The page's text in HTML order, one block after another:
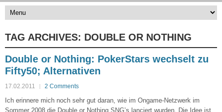
TAG ARCHIVES: DOUBLE OR NOTHING
Double or Nothing: PokerStars wechselt zu
Fifty50; Alternativen
17.02.2011 2 Comments
Ich erinnere mich noch sehr gut daran, wie im Ongame-Netzwerk im
Sommer 2008 die Double or Nothing SNG’s lanciert wurden. Die Idee ist